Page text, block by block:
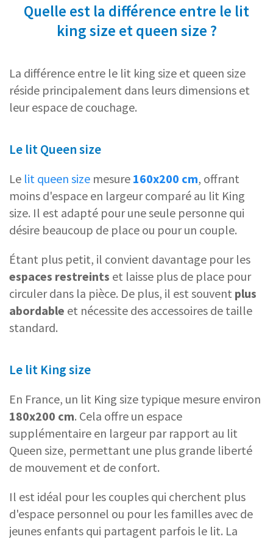
Quelle est la différence entre le lit
king size et queen size ?
La différence entre le lit king size et queen size
réside principalement dans leurs dimensions et
leur espace de couchage.
Le lit Queen size
Le lit queen size mesure 160x200 cm, offrant
moins d'espace en largeur comparé au lit King
size. Il est adapté pour une seule personne qui
désire beaucoup de place ou pour un couple.
Étant plus petit, il convient davantage pour les
espaces restreints et laisse plus de place pour
circuler dans la pièce. De plus, il est souvent plus
abordable et nécessite des accessoires de taille
standard.
Le lit King size
En France, un lit King size typique mesure environ
180x200 cm. Cela offre un espace
supplémentaire en largeur par rapport au lit
Queen size, permettant une plus grande liberté
de mouvement et de confort.
Il est idéal pour les couples qui cherchent plus
d'espace personnel ou pour les familles avec de
jeunes enfants qui partagent parfois le lit. La